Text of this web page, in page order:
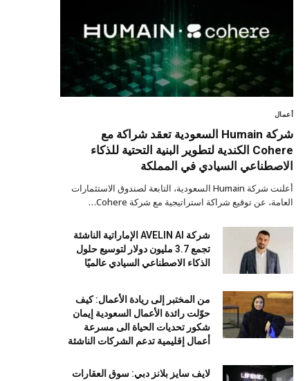
أعمال
شركة Humain السعودية تعقد شراكة مع
Cohere الكندية لتطوير البنية التحتية للذكاء
الاصطناعي السيادي في المملكة
أعلنت شركة Humain السعودية، التابعة لصندوق الاستثمارات
العامة، عن توقيع شراكة استراتيجية مع شركة Cohere…
شركة AVELIN AI الإماراتية الناشئة
تجمع 3.7 مليون دولار لتوسيع حلول
الذكاء الاصطناعي السيادي عالميًا
من المختبر إلى ريادة الأعمال: كيف
حوّلت رائدة الأعمال السعودية إيمان
شكور تحديات الحياة الى مسرعة
أعمال إقليمية تدعم الشركات الناشئة
لايف سايز بلانز دبي: سوق العقارات